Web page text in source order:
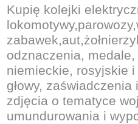
Kupię kolejki
odznaczenia,
niemieckie, rosyjskie
głowy,
zdjęcia o tematyce
umundurowania i